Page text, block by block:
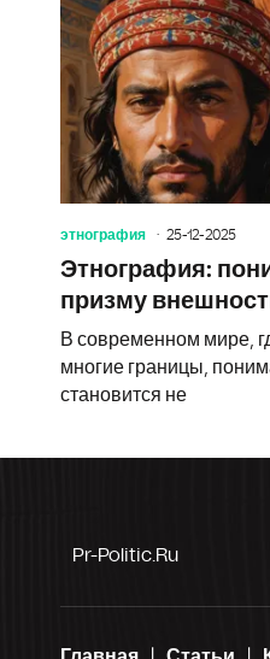
этнография 25-12-2025
Этнография:
призму
В современном мире,
многие границы,
становится не
Pr-Politic.ru